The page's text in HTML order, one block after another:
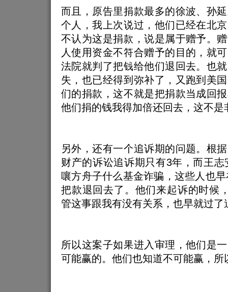
而且，原告里捐款最多的徐波、孙
个人，我上次说过，他们已经在北
不认为这是捐款，说是属于赠予。
人使用资金不符合赠予的目的，就
法院就判了把钱给他们退回去。也
失，也已经得到弥补了，又跑到美
们的捐款，这不就是把捐款当成回
他们捐的钱我得加倍还回去，这不是
另外，还有一个追诉期的问题。根
财产的诉讼追诉期只有3年，而王
嚷方舟子什么基金诈骗，这些人也
把款退回去了。他们来起诉的时候
管这事跟我有没有关系，也早就过了
所以这案子如果进入审理，他们是
可能赢的。他们也知道不可能赢，所